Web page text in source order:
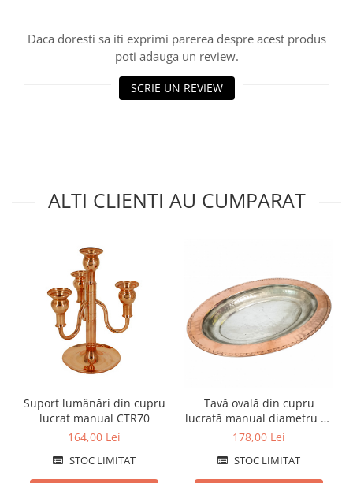
Daca doresti sa iti exprimi parerea despre acest produs
poti adauga un review.
SCRIE UN REVIEW
ALTI CLIENTI AU CUMPARAT
Suport lumânări din cupru
lucrat manual CTR70
164,00 Lei
STOC LIMITAT
Tavă ovală din cupru
lucrată manual diametru 30
cm CTR44
178,00 Lei
STOC LIMITAT